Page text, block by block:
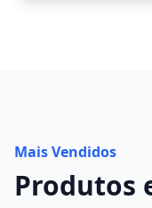
Mais Vendidos
Produtos